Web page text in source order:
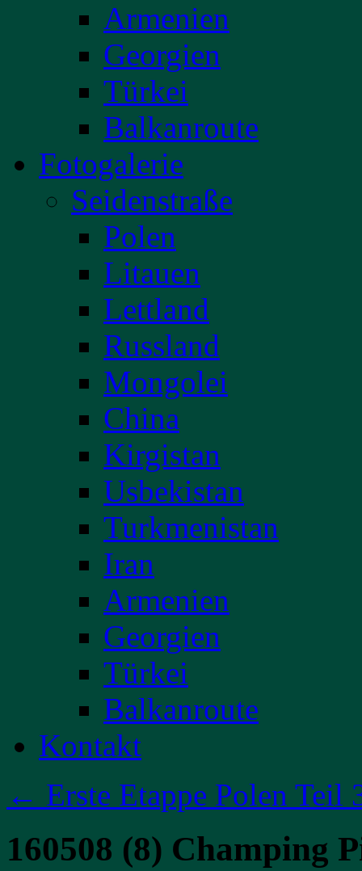
Armenien
Georgien
Türkei
Balkanroute
Fotogalerie
Seidenstraße
Polen
Litauen
Lettland
Russland
Mongolei
China
Kirgistan
Usbekistan
Turkmenistan
Iran
Armenien
Georgien
Türkei
Balkanroute
Kontakt
← Erste Etappe Polen Teil
160508 (8) Champing